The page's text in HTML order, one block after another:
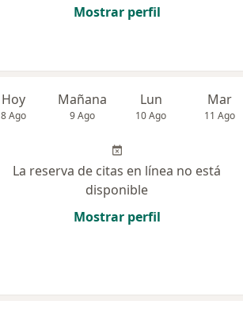
Mostrar perfil
Hoy
8 Ago
Mañana
9 Ago
Lun
10 Ago
Mar
11 Ago
La reserva de citas en línea no está
disponible
Mostrar perfil